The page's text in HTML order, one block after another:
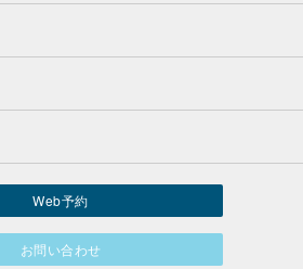
Web予約
お問い合わせ